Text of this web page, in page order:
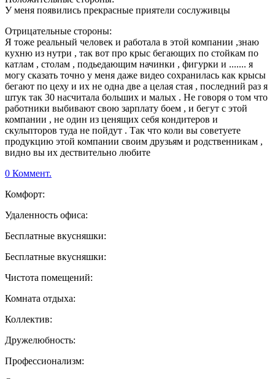
У меня появились прекрасные приятели сослуживцы
Отрицательные стороны:
Я тоже реальный человек и работала в этой компании ,знаю
кухню из нутри , так вот про крыс бегающих по стойкам по
катлам , столам , подьедающим начинки , фигурки и ....... я
могу сказать точно у меня даже видео сохранилась как крысы
бегают по цеху и их не одна две а целая стая , последний раз я
штук так 30 насчитала больших и малых . Не говоря о том что
работники выбивают свою зарплату боем , и бегут с этой
компании , не один из ценящих себя кондитеров и
скульпторов туда не пойдут . Так что коли вы советуете
продукцию этой компании своим друзьям и родственникам ,
видно вы их дествительно любите
0 Коммент.
Комфорт:
Удаленность офиса:
Бесплатные вкусняшки:
Бесплатные вкусняшки:
Чистота помещений:
Комната отдыха:
Коллектив:
Дружелюбность:
Профессионализм: